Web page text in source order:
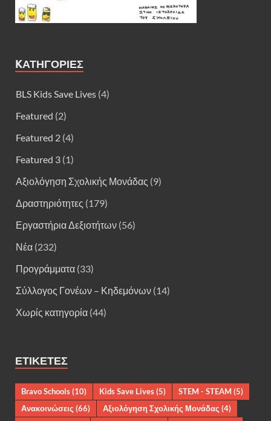
KΑΤΗΓΟΡΊΕΣ
BLS Kids Save Lives (4)
Featured (2)
Featured 2 (4)
Featured 3 (1)
Αξιολόγηση Σχολικής Μονάδας (9)
Δραστηριότητες (179)
Εργαστήρια Δεξιοτήτων (56)
Νέα (232)
Προγράμματα (33)
Σύλλογος Γονέων – Κηδεμόνων (14)
Χωρίς κατηγορία (44)
ΕΤΙΚΈΤΕΣ
Bravo Schools(10) Kids Save Lives(5) STEM - STEAM(5)
Ανακοινώσεις (66) Αξιολόγηση Σχολικής Μονάδας (4)